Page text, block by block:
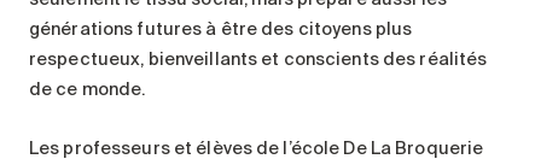
générations futures à être des citoyens plus
respectueux, bienveillants et conscients des réalités
de ce monde.
Les professeurs et élèves de l’école De La Broquerie